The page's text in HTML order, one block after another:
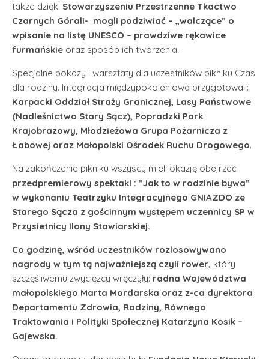
także dzięki Stowarzyszeniu Przestrzenne Tkactwo
Czarnych Górali- mogli podziwiać – „walczące” o
wpisanie na listę UNESCO – prawdziwe rękawice
furmańskie oraz sposób ich tworzenia.
Specjalne pokazy i warsztaty dla uczestników pikniku Czas
dla rodziny. Integracja międzypokoleniowa przygotowali:
Karpacki Oddział Straży Granicznej, Lasy Państwowe
(Nadleśnictwo Stary Sącz), Popradzki Park
Krajobrazowy, Młodzieżowa Grupa Pożarnicza z
Łabowej oraz Małopolski Ośrodek Ruchu Drogowego.
Na zakończenie pikniku wszyscy mieli okazję obejrzeć
przedpremierowy spektakl : ”Jak to w rodzinie bywa”
w wykonaniu Teatrzyku Integracyjnego GNIAZDO ze
Starego Sącza z gościnnym występem uczennicy SP w
Przysietnicy Ilony Stawiarskiej.
Co godzinę, wśród uczestników rozlosowywano
nagrody w tym tą najważniejszą czyli rower, który
szczęśliwemu zwycięzcy wręczyły: radna Województwa
małopolskiego Marta Mordarska oraz z-ca dyrektora
Departamentu Zdrowia, Rodziny, Równego
Traktowania i Polityki Społecznej Katarzyna Kosik –
Gajewska.